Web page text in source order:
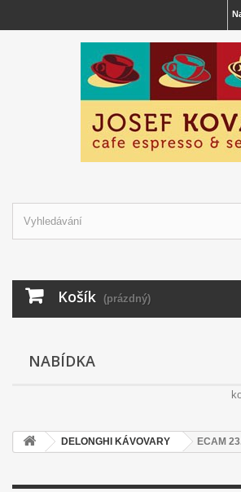
Košík (prázdný)
NABÍDKA
DELONGHI KÁVOVARY ECAM